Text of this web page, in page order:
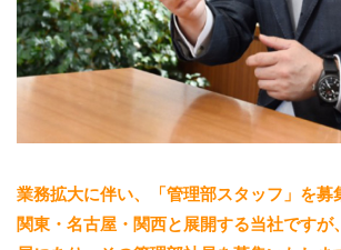
業務拡大に伴い、「管理部スタッフ」を募
関東・名古屋・関西と展開する当社ですが